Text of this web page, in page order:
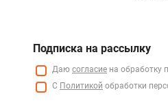
Подписка на рассылку
Даю согласие на обработку
С Политикой обработки